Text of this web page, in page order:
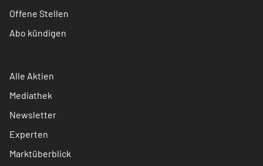
Offene Stellen
Abo kündigen
Alle Aktien
Mediathek
Newsletter
Experten
Marktüberblick